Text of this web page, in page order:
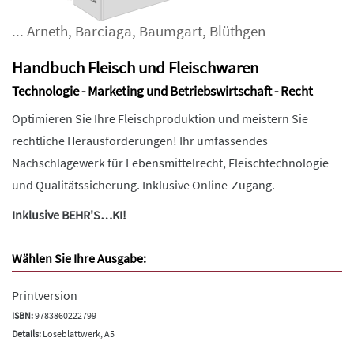
... Arneth, Barciaga, Baumgart, Blüthgen
Handbuch Fleisch und Fleischwaren
Technologie - Marketing und Betriebswirtschaft - Recht
Optimieren Sie Ihre Fleischproduktion und meistern Sie
rechtliche Herausforderungen! Ihr umfassendes
Nachschlagewerk für Lebensmittelrecht, Fleischtechnologie
und Qualitätssicherung. Inklusive Online-Zugang.
Inklusive BEHR'S…KI!
Wählen Sie Ihre Ausgabe:
Printversion
ISBN:9783860222799
Details: Loseblattwerk, A5